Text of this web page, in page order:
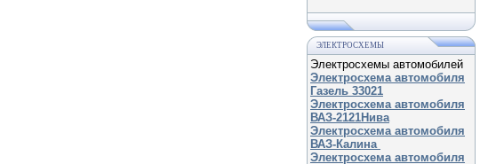
ЭЛЕКТРОСХЕМЫ
Электросхемы автомобилей
Электросхема автомобиля
Газель 33021
Электросхема автомобиля
ВАЗ-2121Нива
Электросхема автомобиля
ВАЗ-Калина
Электросхема автомобиля